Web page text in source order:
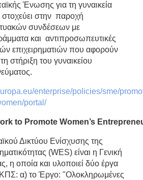
Ένωσης για τη γυναικεία
στοχεύει στην παροχή
συνδέσεων με
και αντιπροσωπευτικές
επιχειρηματιών που αφορούν
στήριξη του γυναικείου
enterprise/policies/sme/
portal/
to Promote Women’s
Δικτύου Ενίσχυσης της
(WES) είναι η Γενική
η οποία και υλοποιεί δύο έργα
ΚΠΣ: α) το Έργο: "Ολοκληρωμένες